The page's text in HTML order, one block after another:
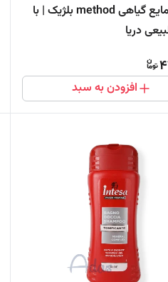
صابون مایع گیاهی method بلژیک | با
دریا
افزودن به سبد